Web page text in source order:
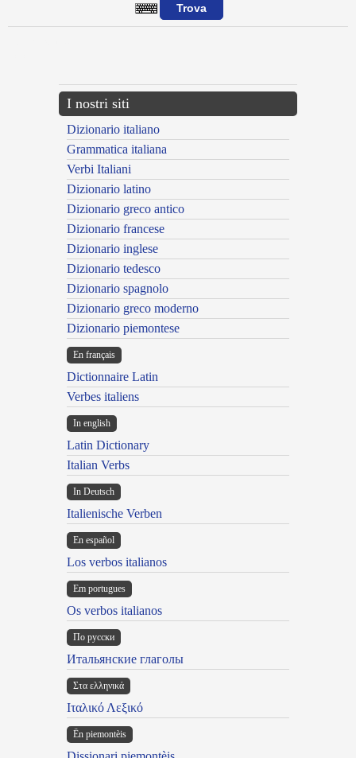
I nostri siti
Dizionario italiano
Grammatica italiana
Verbi Italiani
Dizionario latino
Dizionario greco antico
Dizionario francese
Dizionario inglese
Dizionario tedesco
Dizionario spagnolo
Dizionario greco moderno
Dizionario piemontese
En français
Dictionnaire Latin
Verbes italiens
In english
Latin Dictionary
Italian Verbs
In Deutsch
Italienische Verben
En español
Los verbos italianos
Em portugues
Os verbos italianos
По русски
Итальянские глаголы
Στα ελληνικά
Ιταλικό Λεξικό
Ën piemontèis